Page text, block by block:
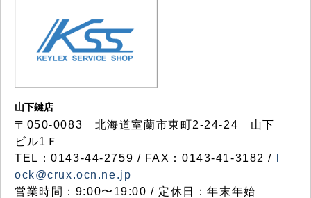
山下鍵店
〒050-0083 北海道室蘭市東町2-24-24 山下
ビル1Ｆ
TEL：0143-44-2759 / FAX：0143-41-3182 /
ock@crux.ocn.ne.jp
営業時間：9:00〜19:00 / 定休日：年末年始